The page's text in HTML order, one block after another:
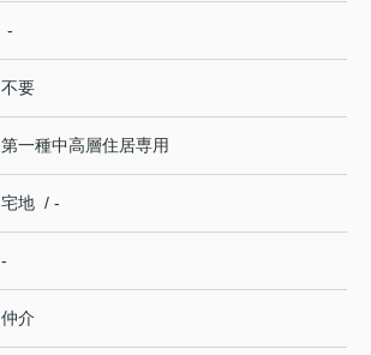
-
不要
第一種中高層住居専用
宅地 / -
-
仲介